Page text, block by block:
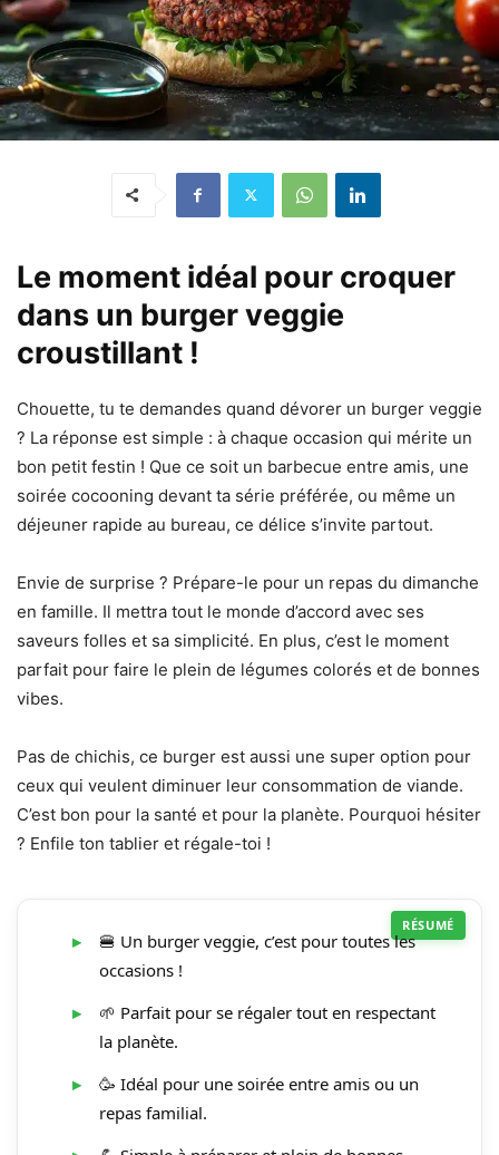
Le moment idéal pour croquer
dans un burger veggie
croustillant !
Chouette, tu te demandes quand dévorer un burger veggie
? La réponse est simple : à chaque occasion qui mérite un
bon petit festin ! Que ce soit un barbecue entre amis, une
soirée cocooning devant ta série préférée, ou même un
déjeuner rapide au bureau, ce délice s’invite partout.
Envie de surprise ? Prépare-le pour un repas du dimanche
en famille. Il mettra tout le monde d’accord avec ses
saveurs folles et sa simplicité. En plus, c’est le moment
parfait pour faire le plein de légumes colorés et de bonnes
vibes.
Pas de chichis, ce burger est aussi une super option pour
ceux qui veulent diminuer leur consommation de viande.
C’est bon pour la santé et pour la planète. Pourquoi hésiter
? Enfile ton tablier et régale-toi !
🍔 Un burger veggie, c’est pour toutes les
occasions !
🌱 Parfait pour se régaler tout en respectant
la planète.
🥳 Idéal pour une soirée entre amis ou un
repas familial.